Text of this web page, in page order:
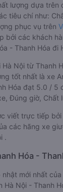
lượng dựa trên
tiêu chí như:
phục vụ trên
bởi các khách
- Thanh Hóa đi
Nội từ Thanh
tốt nhất là xe
Hóa đạt 5.0 / 5
Đúng giờ, Chất
viết trực tiếp
các hãng xe
.
Hóa -
mới nhất
Hà Nội - Thanh